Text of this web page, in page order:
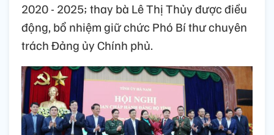
2020 - 2025; thay bà Lê Thị Thủy được điều
động, bổ nhiệm giữ chức Phó Bí thư chuyên
trách Đảng ủy Chính phủ.